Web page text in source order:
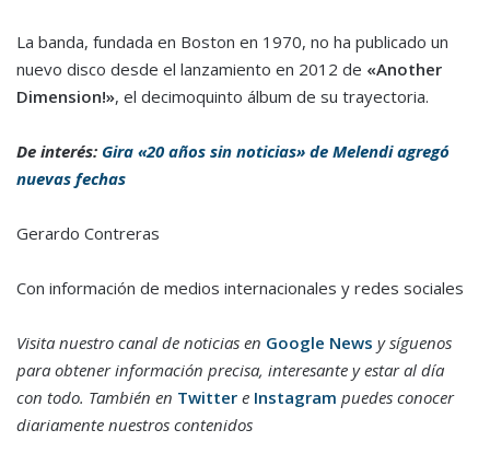
La banda, fundada en Boston en 1970, no ha publicado un
nuevo disco desde el lanzamiento en 2012 de «Another
Dimension!», el decimoquinto álbum de su trayectoria.
De interés: Gira «20 años sin noticias» de Melendi agregó
nuevas fechas
Gerardo Contreras
Con información de medios internacionales y redes sociales
Visita nuestro canal de noticias en Google News y síguenos
para obtener información precisa, interesante y estar al día
con todo. También en Twitter e Instagram puedes conocer
diariamente nuestros contenidos